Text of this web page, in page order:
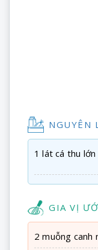
NGUYÊN
1 lát cá thu lớn
GIA VỊ
2 muỗng canh